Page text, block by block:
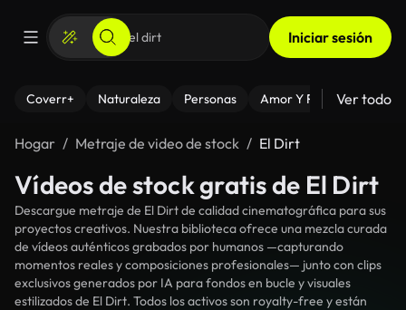
Iniciar sesión
Coverr+ Naturaleza Personas Amor Y Relaciones
Ver todo
Hogar Metraje de video de stock El Dirt
Vídeos de stock gratis de El Dirt
Descargue metraje de El Dirt de calidad cinematográfica para sus
proyectos creativos. Nuestra biblioteca ofrece una mezcla curada
de vídeos auténticos grabados por humanos —capturando
momentos reales y composiciones profesionales— junto con clips
exclusivos generados por IA para fondos en bucle y visuales
estilizados de El Dirt. Todos los activos son royalty-free y están